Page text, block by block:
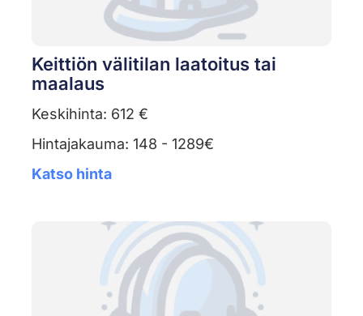
Keittiön välitilan laatoitus tai
maalaus
Keskihinta: 612 €
Hintajakauma: 148 - 1289€
Katso hinta